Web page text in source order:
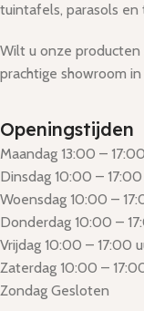
tuintafels, parasols en
Wilt u onze
prachtige showroom
Openingstijden
Maandag 13:00 –
Dinsdag 10:00 –
Woensdag 10:00 –
Donderdag 10:00 –
Vrijdag 10:00 – 17:00
Zaterdag 10:00 –
Zondag Gesloten